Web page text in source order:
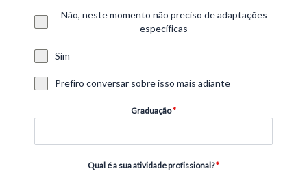
Não, neste momento não preciso de adaptações
específicas
Sim
Prefiro conversar sobre isso mais adiante
Graduação*
Qual é a sua atividade profissional?*